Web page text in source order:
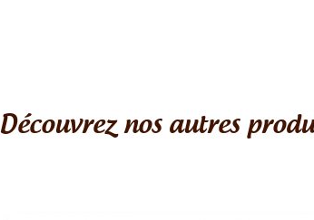
Découvrez nos autres